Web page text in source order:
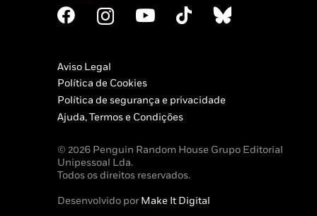
Aviso Legal
Política de Cookies
Política de segurança e privacidade
Ajuda, Termos e Condições
© 2026 Penguin Random House Grupo Editorial
Unipessoal Lda.
Todos os direitos reservados.
Desenvolvido porMake It Digital